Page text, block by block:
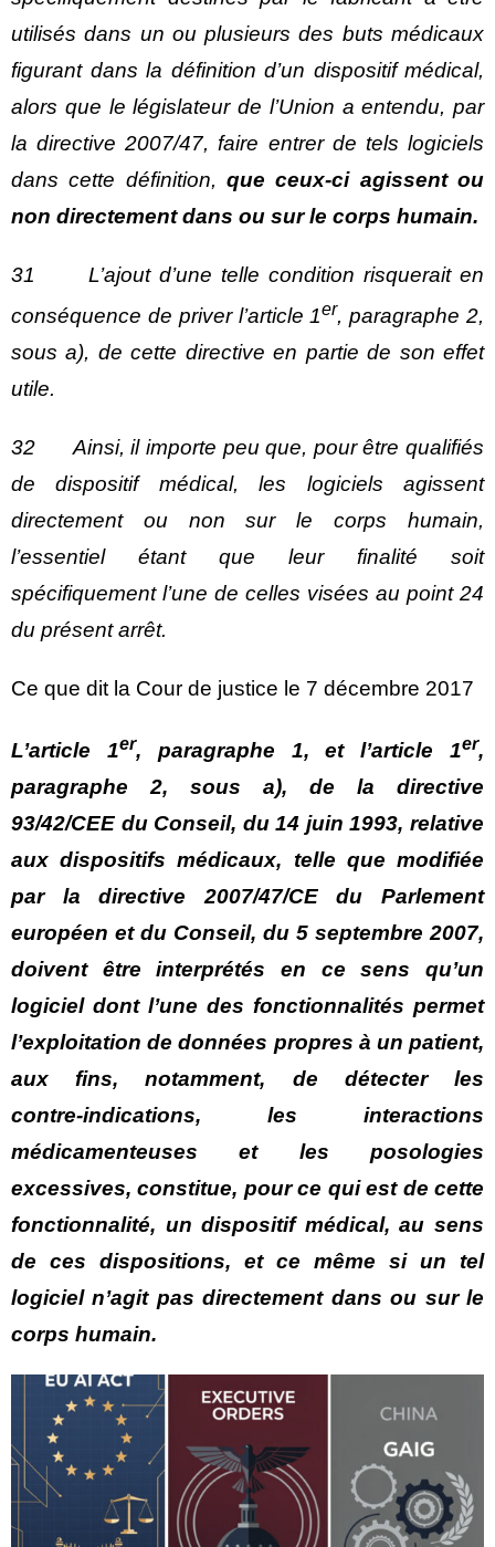
utilisés dans un ou plusieurs des buts médicaux
figurant dans la définition d’un dispositif médical,
alors que le législateur de l’Union a entendu, par
la directive 2007/47, faire entrer de tels logiciels
dans cette définition, que ceux-ci agissent ou
non directement dans ou sur le corps humain.
31 L’ajout d’une telle condition risquerait en
conséquence de priver l’article 1er, paragraphe 2,
sous a), de cette directive en partie de son effet
utile.
32 Ainsi, il importe peu que, pour être qualifiés
de dispositif médical, les logiciels agissent
directement ou non sur le corps humain,
l’essentiel étant que leur finalité soit
spécifiquement l’une de celles visées au point 24
du présent arrêt.
Ce que dit la Cour de justice le 7 décembre 2017
L’article 1er, paragraphe 1, et l’article 1er,
paragraphe 2, sous a), de la directive
93/42/CEE du Conseil, du 14 juin 1993, relative
aux dispositifs médicaux, telle que modifiée
par la directive 2007/47/CE du Parlement
européen et du Conseil, du 5 septembre 2007,
doivent être interprétés en ce sens qu’un
logiciel dont l’une des fonctionnalités permet
l’exploitation de données propres à un patient,
aux fins, notamment, de détecter les
contre‑indications, les interactions
médicamenteuses et les posologies
excessives, constitue, pour ce qui est de cette
fonctionnalité, un dispositif médical, au sens
de ces dispositions, et ce même si un tel
logiciel n’agit pas directement dans ou sur le
corps humain.